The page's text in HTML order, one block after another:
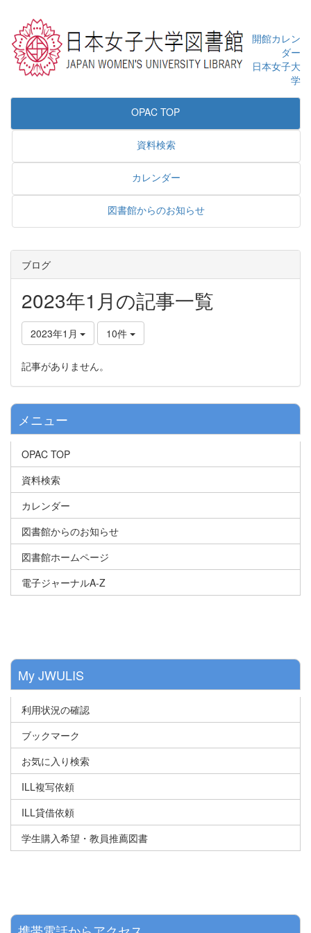
開館カレン
ダー
日本女子大
学
OPAC TOP
資料検索
カレンダー
図書館からのお知らせ
ブログ
2023年1月の記事一覧
2023年1月 10件
記事がありません。
メニュー
OPAC TOP
資料検索
カレンダー
図書館からのお知らせ
図書館ホームページ
電子ジャーナルA-Z
My JWULIS
利用状況の確認
ブックマーク
お気に入り検索
ILL複写依頼
ILL貸借依頼
学生購入希望・教員推薦図書